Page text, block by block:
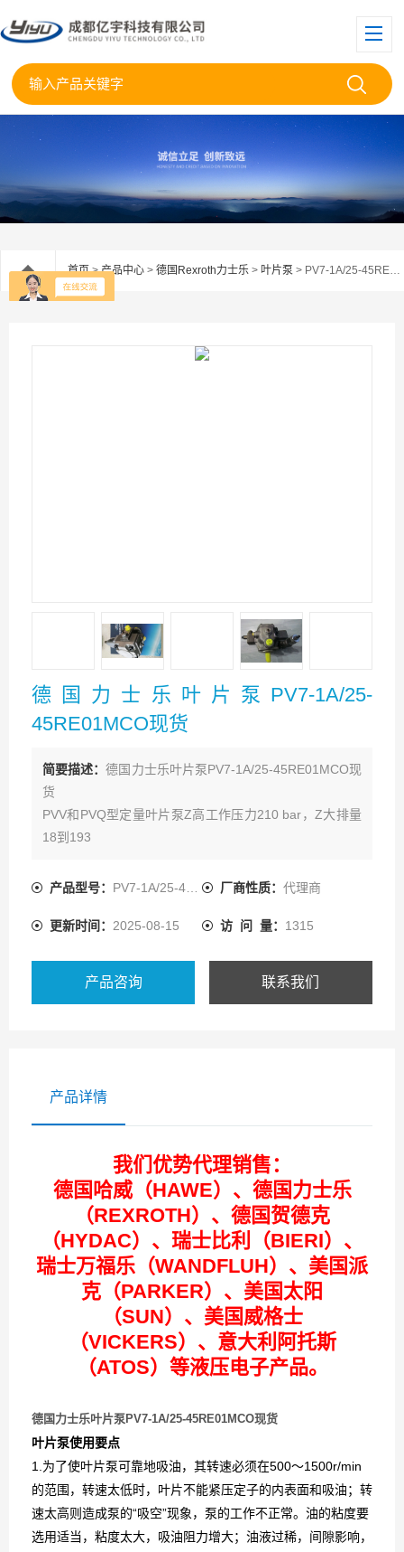
首页>产品中心 > 德国Rexroth力士乐 > 叶片泵 > PV7-1A/25-45RE01MCO-08德国力士乐叶片泵PV7-1A/25-45RE01MCO现货
德国力士乐叶片泵PV7-1A/25-
45RE01MCO现货
简要描述：德国力士乐叶片泵PV7-1A/25-45RE01MCO现
货
PVV和PVQ型定量叶片泵Z高工作压力210 bar，Z大排量
18到193
荷，磨损小； 运行噪声低； 泵的转子可互换，维护容
转动； 可任选圆柱形轴或花键轴；
产品型号： PV7-1A/25-45RE01MCO-08 厂商性质： 代理商
更新时间： 2025-08-15 访 问 量： 1315
产品咨询 联系我们
产品详情
我们优势代理销售：
德国哈威（HAWE）、德国力士乐
（REXROTH）、德国贺德克
（HYDAC）、瑞士比利（BIERI）、
瑞士万福乐（WANDFLUH）、美国派
克（PARKER）、美国太阳
（SUN）、美国威格士
（VICKERS）、意大利阿托斯
（ATOS）等液压电子产品。
德国力士乐叶片泵PV7-1A/25-45RE01MCO现货
叶片泵使用要点
1.为了使叶片泵可靠地吸油，其转速必须在500～1500r/min
的范围，转速太低时，叶片不能紧压定子的内表面和吸油；转
速太高则造成泵的“吸空”现象，泵的工作不正常。油的粘度要
选用适当，粘度太大，吸油阻力增大；油液过稀，间隙影响，